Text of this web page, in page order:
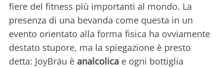
fiere del fitness più importanti al mondo. La
presenza di una bevanda come questa in un
evento orientato alla forma fisica ha ovviamente
destato stupore, ma la spiegazione è presto
detta: JoyBräu è analcolica e ogni bottiglia